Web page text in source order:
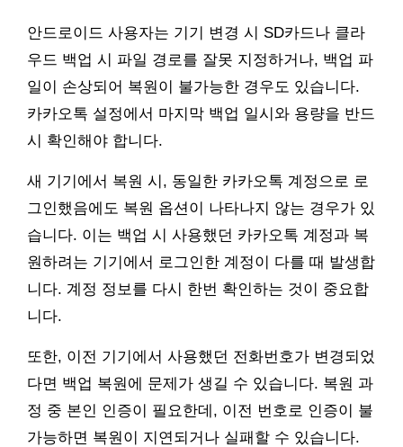
안드로이드 사용자는 기기 변경 시 SD카드나 클라
우드 백업 시 파일 경로를 잘못 지정하거나, 백업 파
일이 손상되어 복원이 불가능한 경우도 있습니다.
카카오톡 설정에서 마지막 백업 일시와 용량을 반드
시 확인해야 합니다.
새 기기에서 복원 시, 동일한 카카오톡 계정으로 로
그인했음에도 복원 옵션이 나타나지 않는 경우가 있
습니다. 이는 백업 시 사용했던 카카오톡 계정과 복
원하려는 기기에서 로그인한 계정이 다를 때 발생합
니다. 계정 정보를 다시 한번 확인하는 것이 중요합
니다.
또한, 이전 기기에서 사용했던 전화번호가 변경되었
다면 백업 복원에 문제가 생길 수 있습니다. 복원 과
정 중 본인 인증이 필요한데, 이전 번호로 인증이 불
가능하면 복원이 지연되거나 실패할 수 있습니다.